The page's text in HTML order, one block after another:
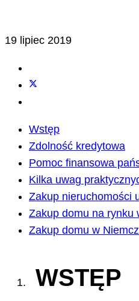
19 lipiec 2019
Wstęp
Zdolność kredytowa
Pomoc finansowa
Kilka uwag
Zakup nieruchomości
Zakup domu na rynku
Zakup domu w
WSTĘP